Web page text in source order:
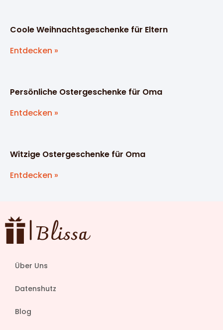
Coole Weihnachtsgeschenke für Eltern
Entdecken »
Persönliche Ostergeschenke für Oma
Entdecken »
Witzige Ostergeschenke für Oma
Entdecken »
Über Uns
Datenshutz
Blog